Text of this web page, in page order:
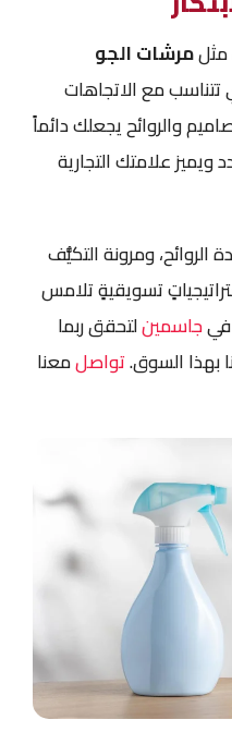
مرشات الجو
تتناسب مع الاتجاهات
والروائح يجعلك دائماً
علامتك التجارية
ومرونة التكيُّف
تسويقيةٍ تلامس
فيجاسمينلتحقق ربما
بهذا السوق.تواصلمعنا